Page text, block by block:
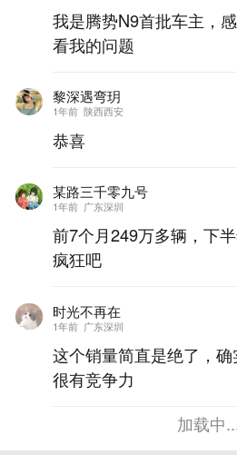
我是腾势N9首批车主，
看我的问题
黎深遇弯玥
1年前 陕西西安
恭喜
某路三千零九号
1年前 广东深圳
前7个月249万多辆，下
疯狂吧
时光不再在
1年前 广东深圳
这个销量简直是绝了，
很有竞争力
加载中